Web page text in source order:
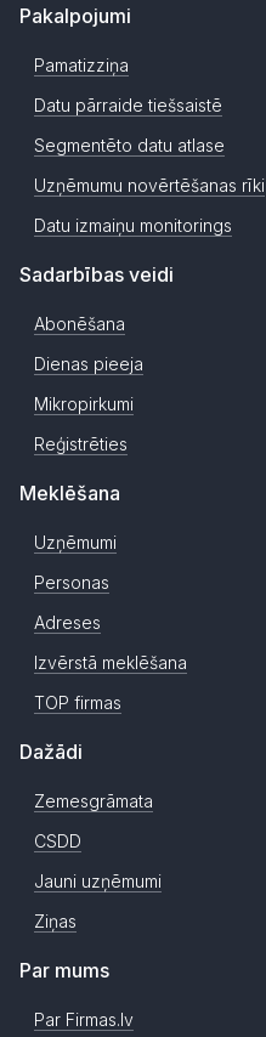
Pakalpojumi
Pamatizziņa
Datu pārraide tiešsaistē
Segmentēto datu atlase
Uzņēmumu novērtēšanas rīki
Datu izmaiņu monitorings
Sadarbības veidi
Abonēšana
Dienas pieeja
Mikropirkumi
Reģistrēties
Meklēšana
Uzņēmumi
Personas
Adreses
Izvērstā meklēšana
TOP firmas
Dažādi
Zemesgrāmata
CSDD
Jauni uzņēmumi
Ziņas
Par mums
Par Firmas.lv